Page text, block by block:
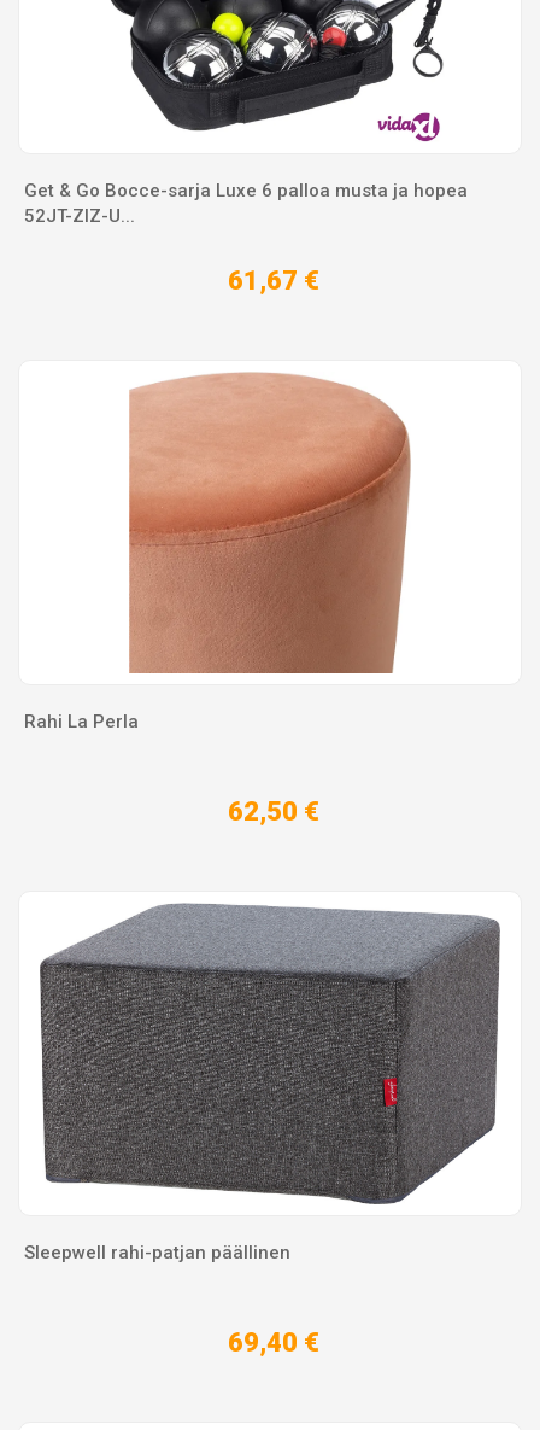
Get & Go Bocce-sarja Luxe 6 palloa musta ja hopea
52JT-ZIZ-U...
61,67 €
Rahi La Perla
62,50 €
Sleepwell rahi-patjan päällinen
69,40 €